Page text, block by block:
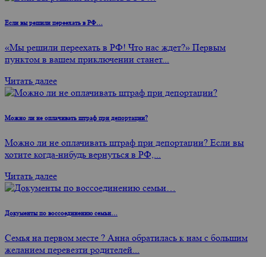
Если вы решили переехать в РФ…
«Мы решили переехать в РФ! Что нас ждет?» Первым
пунктом в вашем приключении станет...
Читать далее
Можно ли не оплачивать штраф при депортации?
Можно ли не оплачивать штраф при депортации? Если вы
хотите когда-нибудь вернуться в РФ,...
Читать далее
Документы по воссоединению семьи…
Семья на первом месте ? Анна обратилась к нам с большим
желанием перевезти родителей...